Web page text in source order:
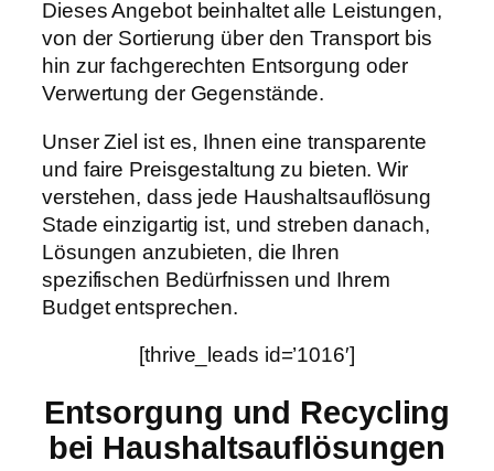
Dieses Angebot beinhaltet alle Leistungen,
von der Sortierung über den Transport bis
hin zur fachgerechten Entsorgung oder
Verwertung der Gegenstände.
Unser Ziel ist es, Ihnen eine transparente
und faire Preisgestaltung zu bieten. Wir
verstehen, dass jede Haushaltsauflösung
Stade einzigartig ist, und streben danach,
Lösungen anzubieten, die Ihren
spezifischen Bedürfnissen und Ihrem
Budget entsprechen.
[thrive_leads id=’1016′]
Entsorgung und Recycling
bei Haushaltsauflösungen